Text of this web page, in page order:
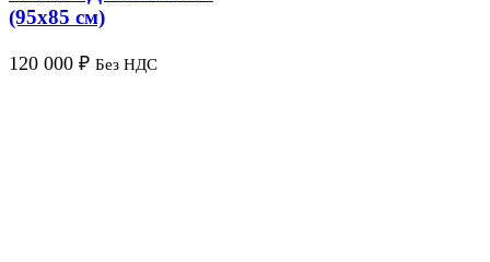
(95х85 см)
120 000 ₽ Без НДС